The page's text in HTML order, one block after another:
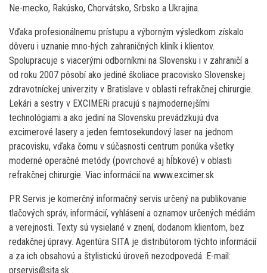
Ne-mecko, Rakúsko, Chorvátsko, Srbsko a Ukrajina.
Vďaka profesionálnemu prístupu a výborným výsledkom získalo
dôveru i uznanie mno-hých zahraničných kliník i klientov.
Spolupracuje s viacerými odborníkmi na Slovensku i v zahraničí a
od roku 2007 pôsobí ako jediné školiace pracovisko Slovenskej
zdravotníckej univerzity v Bratislave v oblasti refrakčnej chirurgie.
Lekári a sestry v EXCIMERi pracujú s najmodernejšími
technológiami a ako jediní na Slovensku prevádzkujú dva
excimerové lasery a jeden femtosekundový laser na jednom
pracovisku, vďaka čomu v súčasnosti centrum ponúka všetky
moderné operačné metódy (povrchové aj hĺbkové) v oblasti
refrakčnej chirurgie. Viac informácií na www.excimer.sk
PR Servis je komerčný informačný servis určený na publikovanie
tlačových správ, informácií, vyhlásení a oznamov určených médiám
a verejnosti. Texty sú vysielané v znení, dodanom klientom, bez
redakčnej úpravy. Agentúra SITA je distribútorom týchto informácií
a za ich obsahovú a štylistickú úroveň nezodpovedá. E-mail:
prservis@sita.sk .